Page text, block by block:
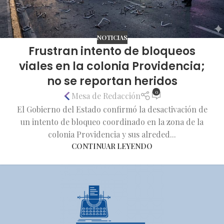
NOTICIAS
Frustran intento de bloqueos
viales en la colonia Providencia;
no se reportan heridos
Mesa de Redacción 0
El Gobierno del Estado confirmó la desactivación de
un intento de bloqueo coordinado en la zona de la
colonia Providencia y sus alreded...
CONTINUAR LEYENDO